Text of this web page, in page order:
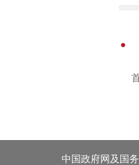
中国政府网及国